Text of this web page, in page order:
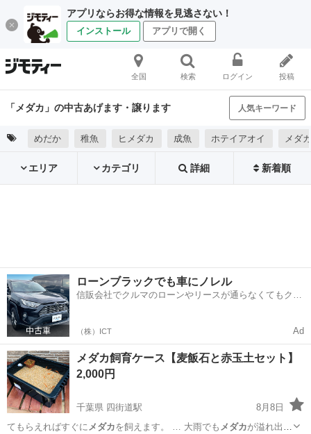
アプリならお得な情報を見逃さない！
インストール アプリで開く
全国 検索 ログイン 投稿
「メダカ」の中古あげます・譲ります 人気キーワード
めだか 稚魚 ヒメダカ 成魚 ホテイアオイ メダ
エリア カテゴリ 詳細 新着順
ローンブラックでも車にノレル
信販会社でクルマのローンやリースが通らなくてもクル
（株）ICT Ad
メダカ飼育ケース【麦飯石と赤玉土セット】
2,000円
千葉県 四街道駅
8月8日
てもらえればすぐに メダカ を飼えます。 … 大雨でも メダカが溢れ出な